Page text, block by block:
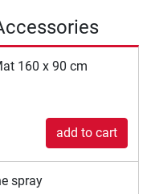
160 x 90 cm
add to cart
spray